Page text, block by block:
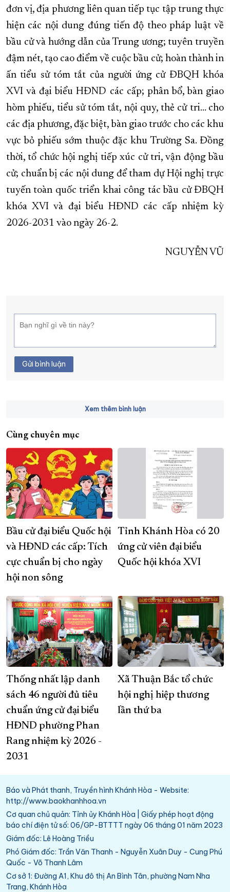
đơn vị, địa phương liên quan tiếp tục tập trung thực
hiện các nội dung đúng tiến độ theo pháp luật về
bầu cử và hướng dẫn của Trung ương; tuyên truyền
đậm nét, tạo cao điểm về cuộc bầu cử; hoàn thành in
ấn tiểu sử tóm tắt của người ứng cử ĐBQH khóa
XVI và đại biểu HĐND các cấp; phân bổ, bàn giao
hòm phiếu, tiểu sử tóm tắt, nội quy, thẻ cử tri... cho
các địa phương, đặc biệt, bàn giao trước cho các khu
vực bỏ phiếu sớm thuộc đặc khu Trường Sa. Đồng
thời, tổ chức hội nghị tiếp xúc cử tri, vận động bầu
cử; chuẩn bị các nội dung để tham dự Hội nghị trực
tuyến toàn quốc triển khai công tác bầu cử ĐBQH
khóa XVI và đại biểu HĐND các cấp nhiệm kỳ
2026-2031 vào ngày 26-2.
NGUYỄN VŨ
Gửi bình luận
Xem thêm bình luận
Cùng chuyên mục
Bầu cử đại biểu Quốc hội
và HĐND các cấp: Tích
cực chuẩn bị cho ngày
hội non sông
Tỉnh Khánh Hòa có 20
ứng cử viên đại biểu
Quốc hội khóa XVI
Thống nhất lập danh
sách 46 người đủ tiêu
chuẩn ứng cử đại biểu
HĐND phường Phan
Rang nhiệm kỳ 2026 -
2031
Xã Thuận Bắc tổ chức
hội nghị hiệp thương
lần thứ ba
Báo và Phát thanh, Truyền hình Khánh Hòa - Website:
http://www.baokhanhhoa.vn
Cơ quan chủ quản: Tỉnh ủy Khánh Hòa | Giấy phép hoạt động
báo chí điện tử số: 06/GP-BTTTT ngày 06 tháng 01 năm 2023
Giám đốc: Lê Hoàng Triều
Phó Giám đốc: Trần Văn Thanh - Nguyễn Xuân Duy - Cung Phú
Quốc - Võ Thanh Lâm
Cơ sở 1: Đường A1, Khu đô thị An Bình Tân, phường Nam Nha
Trang, Khánh Hòa